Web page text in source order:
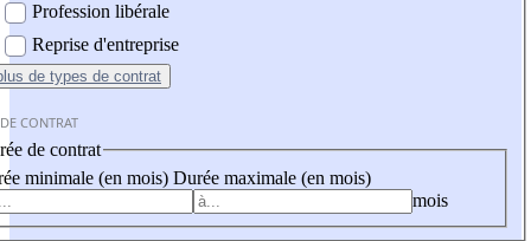
Profession libérale
Reprise d'entreprise
de types de contrat
CONTRAT
de contrat
minimale (en mois) Durée maximale (en mois)
mois